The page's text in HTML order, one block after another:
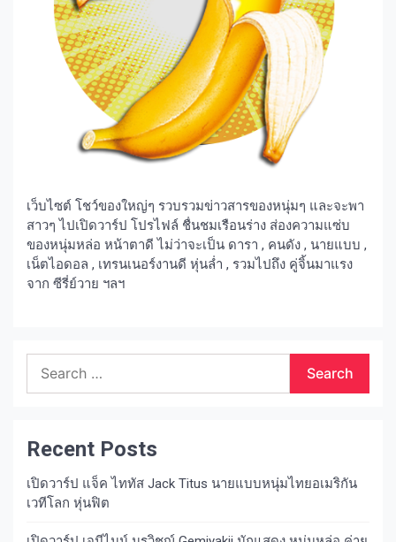
เว็บไซต์ โชว์ของใหญ่ๆ รวบรวมข่าวสารของหนุ่มๆ และจะพา
สาวๆ ไปเปิดวาร์ป โปรไฟล์ ชื่นชมเรือนร่าง ส่องความแซ่บ
ของหนุ่มหล่อ หน้าตาดี ไม่ว่าจะเป็น ดารา , คนดัง , นายแบบ ,
เน็ตไอดอล , เทรนเนอร์งานดี หุ่นล่ำ , รวมไปถึง คู่จิ้นมาแรง
จาก ซีรี่ย์วาย ฯลฯ
for:
Recent Posts
เปิดวาร์ป แจ็ค ไททัส Jack Titus นายแบบหนุ่มไทยอเมริกัน
เวทีโลก หุ่นฟิต